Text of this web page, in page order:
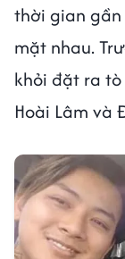
thời gian
mặt nhau.
khỏi đặt ra
Hoài Lâm và